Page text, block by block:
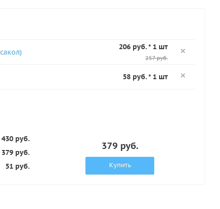
206 руб. * 1 шт
257 руб.
58 руб. * 1 шт
430 руб.
379 руб.
51 руб.
379 руб.
Купить